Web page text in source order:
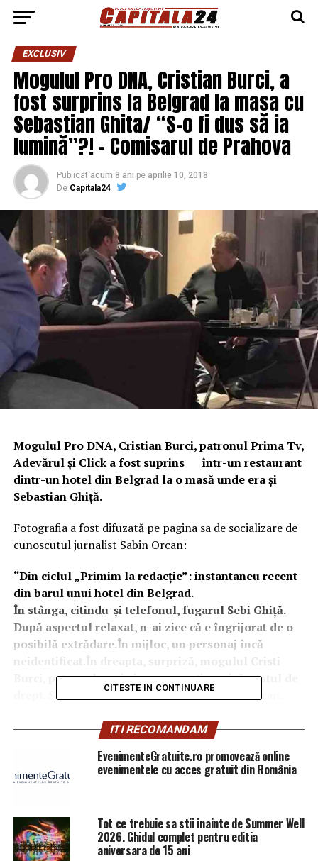
EXCLUSIV
Mogulul Pro DNA, Cristian Burci, a
fost surprins la Belgrad la masa cu
Sebastian Ghita/ “S-o fi dus să ia
lumină”?! – Comisarul de Prahova
Publicat acum 8 ani pe aprilie 10, 2018
De Capitala24
Mogulul Pro DNA, Cristian Burci, patronul Prima Tv,
Adevărul și Click a fost suprins într-un restaurant
dintr-un hotel din Belgrad la o masă unde era și
Sebastian Ghiță.
Fotografia a fost difuzată pe pagina sa de socializare de
cunoscutul jurnalist Sabin Orcan:
“Din ciclul „Primim la redacție”: instantaneu recent
din barul unui hotel din Belgrad.
În stânga, citindu-și telefonul, fugarul Sebi Ghiță.
După aspectul relaxat, n-ai zice că e îngrijorat de o
posibilă extrădare.În mijloc, un personaj încă
neidentificat.În dreapta, surpriză, mogulul Cristi
Burci, patronul unui ziar care susține, cică, statul de
drept. S-o fi dus să ia lumină?!,a comentat Orcan.
ARTICOLE PE ACEIASI TEMA:
EXCLUSIV/Ca să își spele imaginea de „promotor al
schimbătoarelor de viteză”, Carmen Dan felicită și
polițiști adevărați…
CITESTE IN CONTINUARE
ITI RECOMANDAM
EvenimenteGratuite.ro promovează online
evenimentele cu acces gratuit din România
Tot ce trebuie sa stii inainte de Summer Well
2026. Ghidul complet pentru editia
aniversara de 15 ani